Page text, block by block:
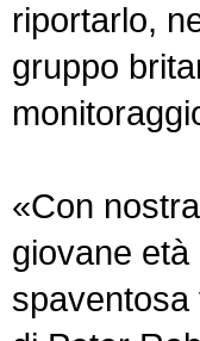
riportarlo,
gruppo
«Con
giovane età
spaventosa